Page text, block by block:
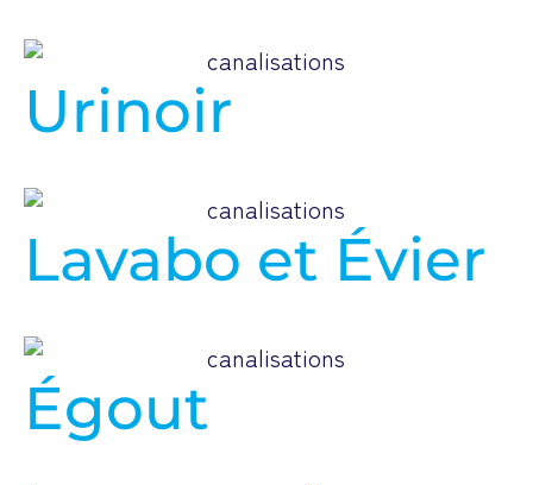
Urinoir
Lavabo et Évier
Égout